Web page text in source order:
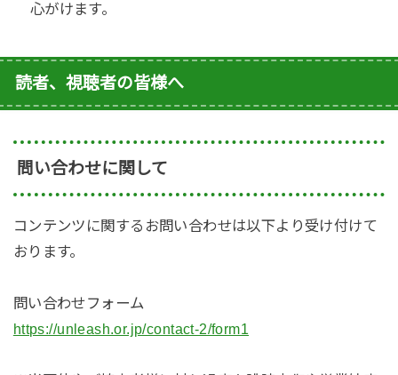
心がけます。
読者、視聴者の皆様へ
問い合わせに関して
コンテンツに関するお問い合わせは以下より受け付けて
おります。
問い合わせフォーム
https://unleash.or.jp/contact-2/form1